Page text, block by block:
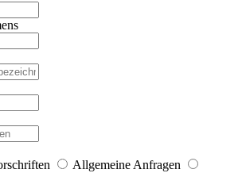
Allgemeine Anfragen